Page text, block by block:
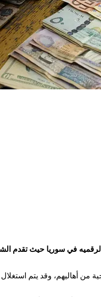
في سوريا حيث تقدم
من أهاليهم، وقد يتم